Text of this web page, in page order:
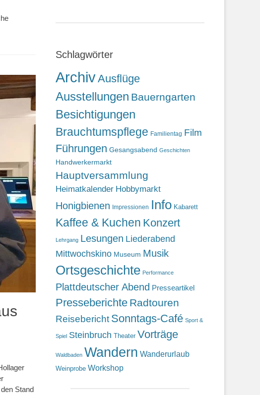
Stand
Schlagwörter
ArchivAusflüge
Ausstellungen Bauerngarten
Besichtigungen
Brauchtumspflege Familientag Film
Führungen Gesangsabend Geschichten
Handwerkermarkt
Hauptversammlung
Heimatkalender Hobbymarkt
Honigbienen Impressionen Info Kabarett
Kaffee & Kuchen Konzert
Lehrgang Lesungen Liederabend
Mittwochskino Museum Musik
Ortsgeschichte Performance
Plattdeutscher Abend Presseartikel
Presseberichte Radtouren
Reisebericht Sonntags-Café Sport &
Spiel Steinbruch Theater Vorträge
Waldbaden Wandern Wanderurlaub
Weinprobe Workshop